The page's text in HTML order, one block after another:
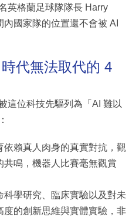
英格蘭足球隊隊長 Harry
國家隊的位置還不會被 AI
代無法取代的 4
這位科技先驅列為「AI 難以
依賴真人肉身的真實對抗，觀
共鳴，機器人比賽毫無觀賞
科學研究、臨床實驗以及對未
度的創新思維與實體實驗，非